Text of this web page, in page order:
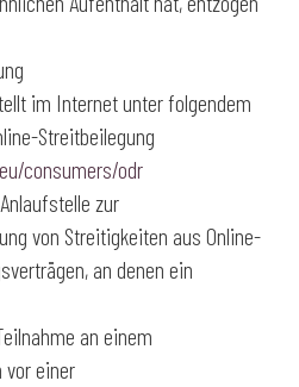
im Internet unter folgendem
Streitbeilegung
consumers/odr
zur
von Streitigkeiten aus Online-
an denen ein
an einem
vor einer